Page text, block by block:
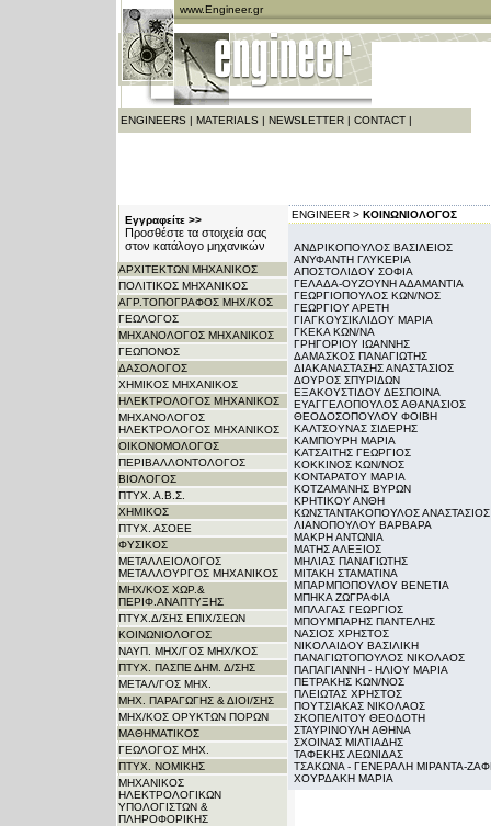
www.Engineer.gr
ENGINEERS | MATERIALS | NEWSLETTER| CONTACT|
Εγγραφείτε >>
Προσθέστε τα στοιχεία σας
στον κατάλογο μηχανικών
ΑΡΧITΕΚΤΩΝ ΜΗΧΑΝΙΚΟΣ
ΠΟΛΙΤΙΚΟΣ ΜΗΧΑΝΙΚΟΣ
ΑΓΡ.ΤΟΠΟΓΡΑΦΟΣ ΜΗΧ/ΚΟΣ
ΓΕΩΛΟΓΟΣ
ΜΗΧΑΝΟΛΟΓΟΣ ΜΗΧΑΝΙΚΟΣ
ΓΕΩΠΟΝΟΣ
ΔΑΣΟΛΟΓΟΣ
ΧΗΜΙΚΟΣ ΜΗΧΑΝΙΚΟΣ
ΗΛΕΚΤΡΟΛΟΓΟΣ ΜΗΧΑΝΙΚΟΣ
ΜΗΧΑΝΟΛΟΓΟΣ
ΗΛΕΚΤΡΟΛΟΓΟΣ ΜΗΧΑΝΙΚΟΣ
ΟΙΚΟΝΟΜΟΛΟΓΟΣ
ΠΕΡΙΒΑΛΛΟΝΤΟΛΟΓΟΣ
ΒΙΟΛΟΓΟΣ
ΠΤΥΧ. Α.Β.Σ.
ΧΗΜΙΚΟΣ
ΠΤΥΧ. ΑΣΟΕΕ
ΦΥΣΙΚΟΣ
ΜΕΤΑΛΛΕΙΟΛΟΓΟΣ
ΜΕΤΑΛΛΟΥΡΓΟΣ ΜΗΧΑΝΙΚΟΣ
ΜΗΧ/ΚΟΣ ΧΩΡ.&
ΠΕΡΙΦ.ΑΝΑΠΤΥΞΗΣ
ΠΤΥΧ.Δ/ΣΗΣ ΕΠΙΧ/ΣΕΩΝ
ΚΟΙΝΩΝΙΟΛΟΓΟΣ
ΝΑΥΠ. ΜΗΧ/ΓΟΣ ΜΗΧ/KΟΣ
ΠΤΥΧ. ΠΑΣΠΕ ΔΗΜ. Δ/ΣΗΣ
ΜΕΤΑΛ/ΓΟΣ ΜΗΧ.
ΜΗΧ. ΠΑΡΑΓΩΓΗΣ & ΔΙΟΙ/ΣΗΣ
ΜΗΧ/ΚΟΣ ΟΡΥΚΤΩΝ ΠΟΡΩΝ
ΜΑΘΗΜΑΤΙΚΟΣ
ΓΕΩΛΟΓΟΣ ΜΗΧ.
ΠΤΥΧ. ΝΟΜΙΚΗΣ
ΜΗΧΑΝΙΚΟΣ
ΗΛΕΚΤΡΟΛΟΓΙΚΩΝ
ΥΠΟΛΟΓΙΣΤΩΝ &
ΠΛΗΡΟΦΟΡΙΚΗΣ
ENGINEER > ΚΟΙΝΩΝΙΟΛΟΓΟΣ
ΑΝΔΡΙΚΟΠΟΥΛΟΣ ΒΑΣΙΛΕΙΟΣ
ΑΝΥΦΑΝΤΗ ΓΛΥΚΕΡΙΑ
ΑΠΟΣΤΟΛΙΔΟΥ ΣΟΦΙΑ
ΓΕΛΑΔΑ-ΟΥΖΟΥΝΗ ΑΔΑΜΑΝΤΙΑ
ΓΕΩΡΓΙΟΠΟΥΛΟΣ ΚΩΝ/ΝΟΣ
ΓΕΩΡΓΙΟΥ ΑΡΕΤΗ
ΓΙΑΓΚΟΥΣΙΚΛΙΔΟΥ ΜΑΡΙΑ
ΓΚΕΚΑ ΚΩΝ/ΝΑ
ΓΡΗΓΟΡΙΟΥ ΙΩΑΝΝΗΣ
ΔΑΜΑΣΚΟΣ ΠΑΝΑΓΙΩΤΗΣ
ΔΙΑΚΑΝΑΣΤΑΣΗΣ ΑΝΑΣΤΑΣΙΟΣ
ΔΟΥΡΟΣ ΣΠΥΡΙΔΩΝ
ΕΞΑΚΟΥΣΤΙΔΟΥ ΔΕΣΠΟΙΝΑ
ΕΥΑΓΓΕΛΟΠΟΥΛΟΣ ΑΘΑΝΑΣΙΟΣ
ΘΕΟΔΟΣΟΠΟΥΛΟΥ ΦΟΙΒΗ
ΚΑΛΤΣΟΥΝΑΣ ΣΙΔΕΡΗΣ
ΚΑΜΠΟΥΡΗ ΜΑΡΙΑ
ΚΑΤΣΑΙΤΗΣ ΓΕΩΡΓΙΟΣ
ΚΟΚΚΙΝΟΣ ΚΩΝ/ΝΟΣ
ΚΟΝΤΑΡΑΤΟΥ ΜΑΡΙΑ
ΚΟΤΖΑΜΑΝΗΣ ΒΥΡΩΝ
ΚΡΗΤΙΚΟΥ ΑΝΘΗ
ΚΩΝΣΤΑΝΤΑΚΟΠΟΥΛΟΣ ΑΝΑΣΤΑΣΙΟΣ
ΛΙΑΝΟΠΟΥΛΟΥ ΒΑΡΒΑΡΑ
ΜΑΚΡΗ ΑΝΤΩΝΙΑ
ΜΑΤΗΣ ΑΛΕΞΙΟΣ
ΜΗΛΙΑΣ ΠΑΝΑΓΙΩΤΗΣ
ΜΙΤΑΚΗ ΣΤΑΜΑΤΙΝΑ
ΜΠΑΡΜΠΟΠΟΥΛΟΥ ΒΕΝΕΤΙΑ
ΜΠΗΚΑ ΖΩΓΡΑΦΙΑ
ΜΠΛΑΓΑΣ ΓΕΩΡΓΙΟΣ
ΜΠΟΥΜΠΑΡΗΣ ΠΑΝΤΕΛΗΣ
ΝΑΣΙΟΣ ΧΡΗΣΤΟΣ
ΝΙΚΟΛΑΙΔΟΥ ΒΑΣΙΛΙΚΗ
ΠΑΝΑΓΙΩΤΟΠΟΥΛΟΣ ΝΙΚΟΛΑΟΣ
ΠΑΠΑΓΙΑΝΝΗ - ΗΛΙΟΥ ΜΑΡΙΑ
ΠΕΤΡΑΚΗΣ ΚΩΝ/ΝΟΣ
ΠΛΕΙΩΤΑΣ ΧΡΗΣΤΟΣ
ΠΟΥΤΣΙΑΚΑΣ ΝΙΚΟΛΑΟΣ
ΣΚΟΠΕΛΙΤΟΥ ΘΕΟΔΟΤΗ
ΣΤΑΥΡΙΝΟΥΛΗ ΑΘΗΝΑ
ΣΧΟΙΝΑΣ ΜΙΛΤΙΑΔΗΣ
ΤΑΦΕΚΗΣ ΛΕΩΝΙΔΑΣ
ΤΣΑΚΩΝΑ - ΓΕΝΕΡΑΛΗ ΜΙΡΑΝΤΑ-
ΧΟΥΡΔΑΚΗ ΜΑΡΙΑ